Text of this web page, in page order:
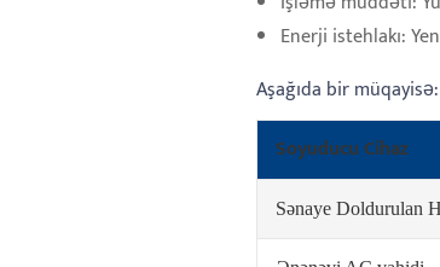
Enerji istehlakı:
Aşağıda bir müqayisə:
Soyuducu Cihaz
Sənaye Doldurulan